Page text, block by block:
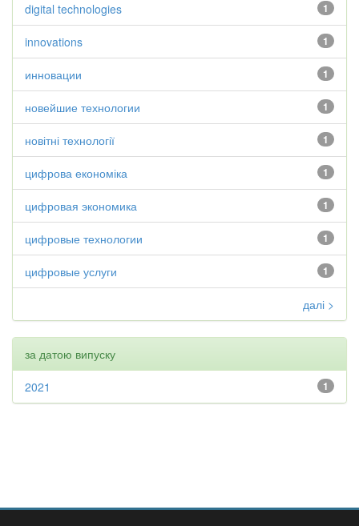
1
digital technologies
1
innovations
1
инновации
1
новейшие технологии
1
новітні технології
1
цифрова економіка
1
цифровая экономика
1
цифровые технологии
1
цифровые услуги
далі >
за датою випуску
1
2021